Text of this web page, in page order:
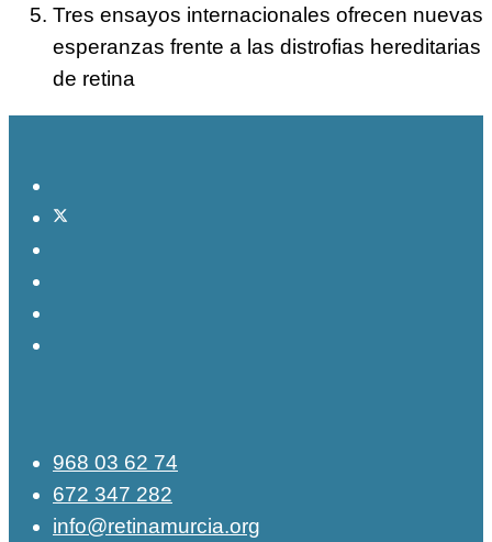
Tres ensayos internacionales ofrecen nuevas
esperanzas frente a las distrofias hereditarias
de retina
968 03 62 74
672 347 282
info@retinamurcia.org